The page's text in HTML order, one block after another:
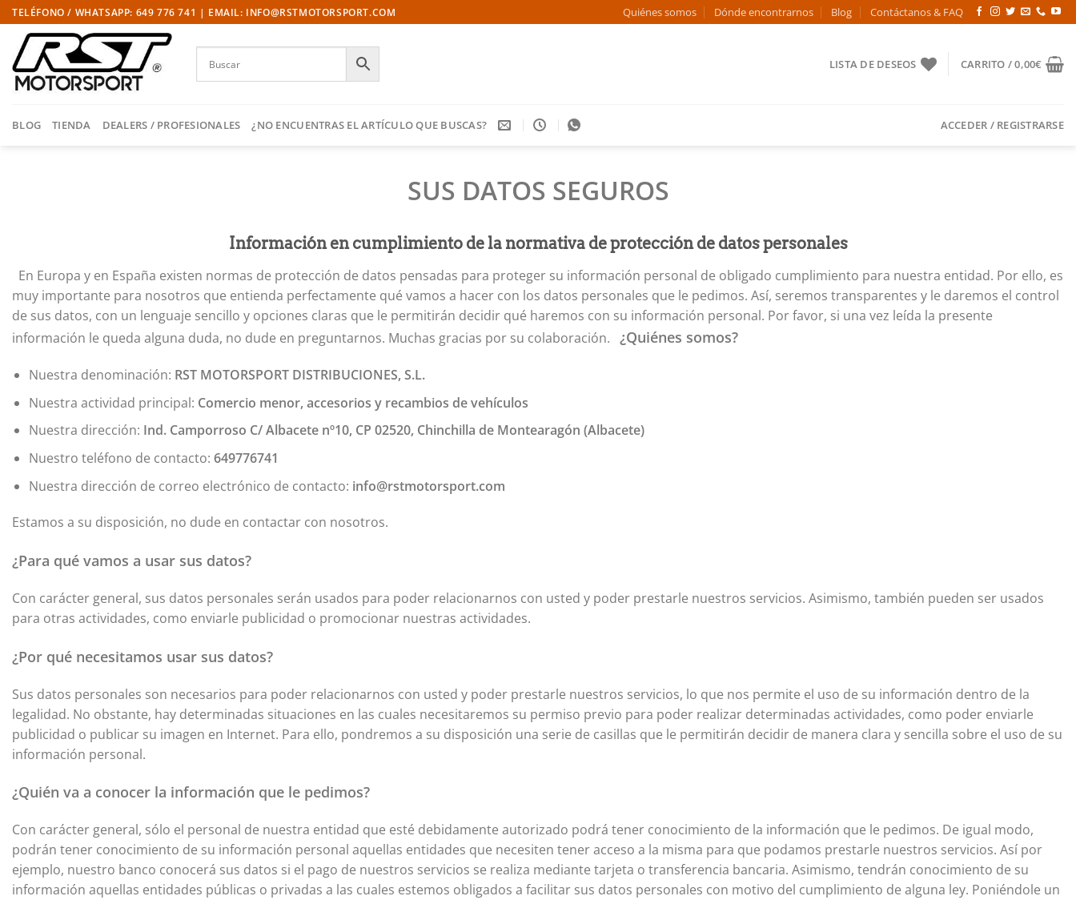
Saltar
al
contenido
TELÉFONO / WHATSAPP: 649 776 741 | EMAIL: INFO@RSTMOTORSPORT.COM Quiénes somos Dónde encontrarnos Blog Contáctanos & FAQ
LISTA DE DESEOS CARRITO /0,00€
BLOG TIENDA DEALERS / PROFESIONALES ¿NO ENCUENTRAS EL ARTÍCULO QUE BUSCAS? ACCEDER / REGISTRARSE
SUS DATOS SEGUROS
Información en cumplimiento de la normativa de protección de datos personales
En Europa y en España existen normas de protección de datos pensadas para proteger su información personal de obligado cumplimiento para nuestra entidad. Por ello, es
muy importante para nosotros que entienda perfectamente qué vamos a hacer con los datos personales que le pedimos. Así, seremos transparentes y le daremos el control
de sus datos, con un lenguaje sencillo y opciones claras que le permitirán decidir qué haremos con su información personal. Por favor, si una vez leída la presente
información le queda alguna duda, no dude en preguntarnos. Muchas gracias por su colaboración. ¿Quiénes somos?
Nuestra denominación: RST MOTORSPORT DISTRIBUCIONES, S.L.
Nuestra actividad principal: Comercio menor, accesorios y recambios de vehículos
Nuestra dirección: Ind. Camporroso C/ Albacete nº10, CP 02520, Chinchilla de Montearagón (Albacete)
Nuestro teléfono de contacto: 649776741
Nuestra dirección de correo electrónico de contacto: info@rstmotorsport.com
Estamos a su disposición, no dude en contactar con nosotros.
¿Para qué vamos a usar sus datos?
Con carácter general, sus datos personales serán usados para poder relacionarnos con usted y poder prestarle nuestros servicios. Asimismo, también pueden ser usados
para otras actividades, como enviarle publicidad o promocionar nuestras actividades.
¿Por qué necesitamos usar sus datos?
Sus datos personales son necesarios para poder relacionarnos con usted y poder prestarle nuestros servicios, lo que nos permite el uso de su información dentro de la
legalidad. No obstante, hay determinadas situaciones en las cuales necesitaremos su permiso previo para poder realizar determinadas actividades, como poder enviarle
publicidad o publicar su imagen en Internet. Para ello, pondremos a su disposición una serie de casillas que le permitirán decidir de manera clara y sencilla sobre el uso de su
información personal.
¿Quién va a conocer la información que le pedimos?
Con carácter general, sólo el personal de nuestra entidad que esté debidamente autorizado podrá tener conocimiento de la información que le pedimos. De igual modo,
podrán tener conocimiento de su información personal aquellas entidades que necesiten tener acceso a la misma para que podamos prestarle nuestros servicios. Así por
ejemplo, nuestro banco conocerá sus datos si el pago de nuestros servicios se realiza mediante tarjeta o transferencia bancaria. Asimismo, tendrán conocimiento de su
información aquellas entidades públicas o privadas a las cuales estemos obligados a facilitar sus datos personales con motivo del cumplimiento de alguna ley. Poniéndole un